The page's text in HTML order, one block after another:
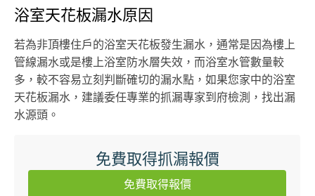
浴室天花板漏水原因
若為非頂樓住戶的浴室天花板發生漏水，通常是因為樓上
管線漏水或是樓上浴室防水層失效，而浴室水管數量較
多，較不容易立刻判斷確切的漏水點，如果您家中的浴室
天花板漏水，建議委任專業的抓漏專家到府檢測，找出漏
水源頭。
免費取得抓漏報價
免費取得報價